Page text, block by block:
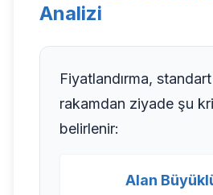
Analizi
Fiyatlandırma,
rakamdan ziyade şu
belirlenir:
Alan